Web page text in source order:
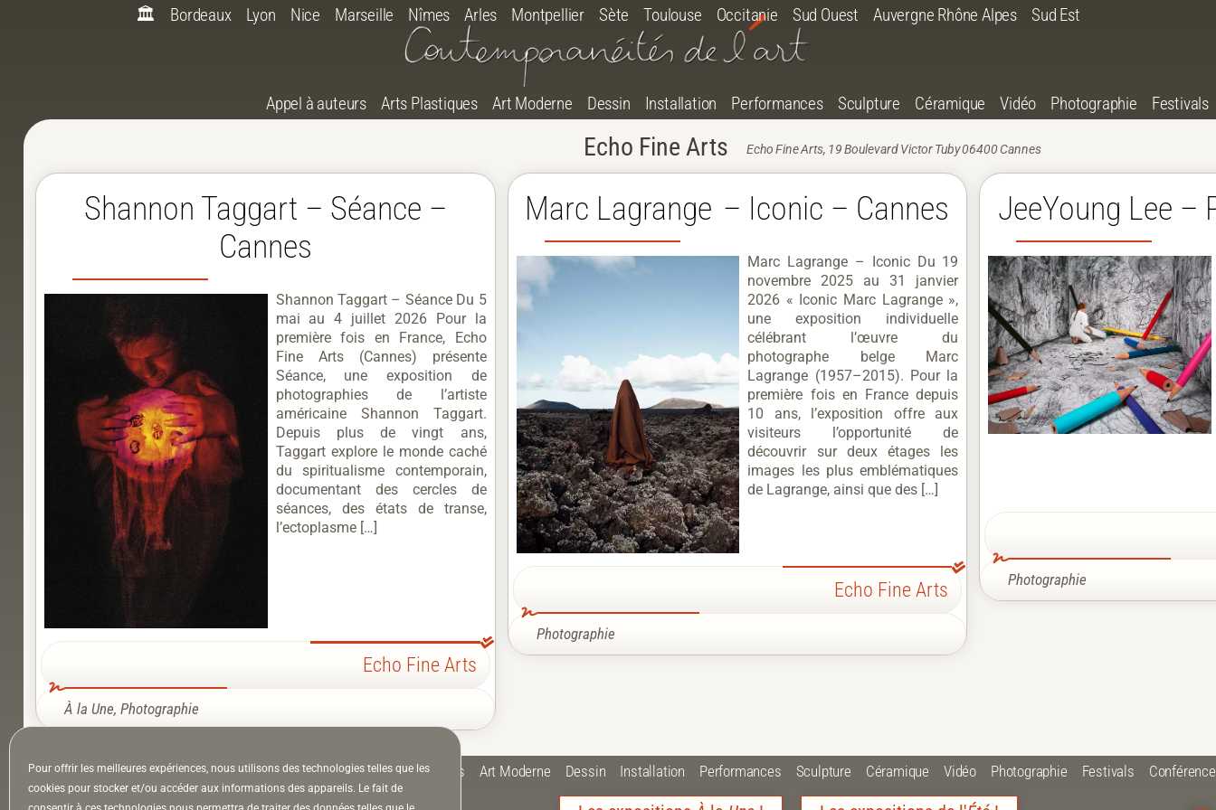
Pour offrir les meilleures expériences, nous utilisons des technologies telles que les
cookies pour stocker et/ou accéder aux informations des appareils. Le fait de
🏛️ Bordeaux Lyon Nice Marseille Nîmes Arles Montpellier Sète Toulouse Occitanie Sud Ouest Auvergne Rhône Alpes Sud Est
Appel à auteurs Arts Plastiques Art Moderne Dessin Installation Performances Sculpture Céramique Vidéo Photographie Festivals
Echo Fine Arts Echo Fine Arts, 19 Boulevard Victor Tuby 06400 Cannes
Shannon Taggart – Séance –
Cannes
Shannon Taggart – Séance Du 5
mai au 4 juillet 2026 Pour la
première fois en France, Echo
Fine Arts (Cannes) présente
Séance, une exposition de
photographies de l’artiste
américaine Shannon Taggart.
Depuis plus de vingt ans,
Taggart explore le monde caché
du spiritualisme contemporain,
documentant des cercles de
séances, des états de transe,
l’ectoplasme […]
Echo Fine Arts
À la Une, Photographie
Marc Lagrange – Iconic – Cannes
Marc Lagrange – Iconic Du 19
novembre 2025 au 31 janvier
2026 « Iconic Marc Lagrange »,
une exposition individuelle
célébrant l’œuvre du
photographe belge Marc
Lagrange (1957–2015). Pour la
première fois en France depuis
10 ans, l’exposition offre aux
visiteurs l’opportunité de
découvrir sur deux étages les
images les plus emblématiques
de Lagrange, ainsi que des […]
Echo Fine Arts
Photographie
JeeYoung Lee –
Photographie
À la Une Appel à auteurs Arts Plastiques Art Moderne Dessin Installation Performances Sculpture Céramique Vidéo Photographie Festivals